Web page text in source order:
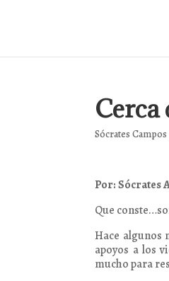
Cerca
Sócrates
Por: Sócrates
Que
Hace algunos
apoyos a los
mucho para